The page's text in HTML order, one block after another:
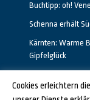
Buchtipp: oh!
Schenna erhält
Kärnten: Warme
Gipfelglück
Cookies erleichtern